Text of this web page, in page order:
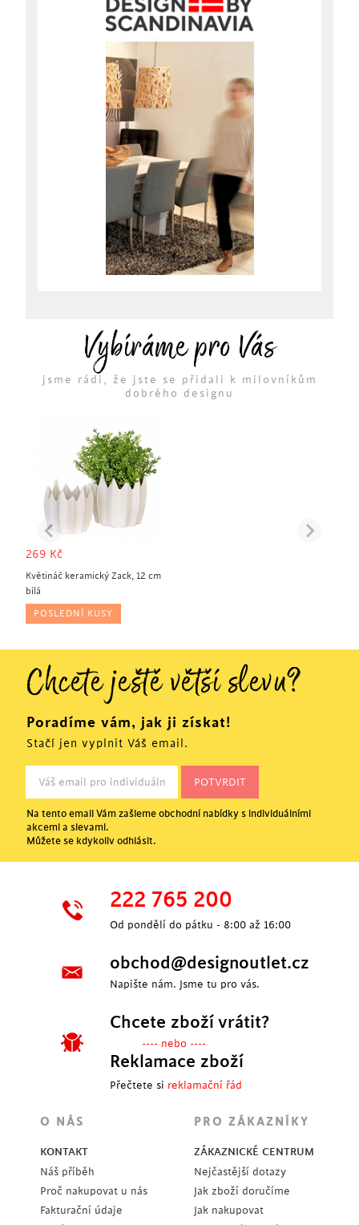
Vybíráme pro Vás
jsme rádi, že jste se přidali k milovníkům
dobrého designu
269 Kč
Květináč keramický Zack, 12 cm
bílá
POSLEDNÍ KUSY
Chcete ještě větší slevu?
Poradíme vám, jak ji získat!
Stačí jen vyplnit Váš email.
Na tento email Vám zašleme obchodní nabídky s individuálními
akcemi a slevami.
Můžete se kdykoliv odhlásit.
222 765 200
Od pondělí do pátku - 8:00 až 16:00
obchod@designoutlet.cz
Napište nám. Jsme tu pro vás.
Chcete zboží vrátit?
---- nebo ----
Reklamace zboží
Přečtete si reklamační řád
O NÁS
KONTAKT
Náš příběh
Proč nakupovat u nás
Fakturační údaje
PRO ZÁKAZNÍKY
ZÁKAZNICKÉ CENTRUM
Nejčastější dotazy
Jak zboží doručíme
Jak nakupovat